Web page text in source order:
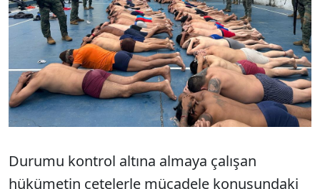
Durumu kontrol altına almaya çalışan
hükümetin çetelerle mücadele konusundaki